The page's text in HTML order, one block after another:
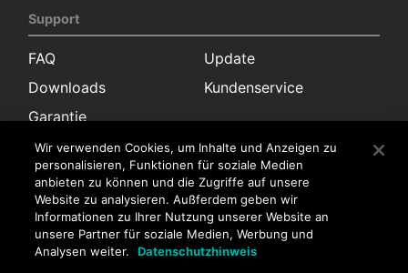
Support
FAQ
Update
Downloads
Kundenservice
Garantie
Kontakt
Pressekontakt
Vertrieb
Kundenservice
Stellenangebote
Wir verwenden Cookies, um Inhalte und Anzeigen zu
personalisieren, Funktionen für soziale Medien
anbieten zu können und die Zugriffe auf unsere
Website zu analysieren. Außferdem geben wir
Informationen zu Ihrer Nutzung unserer Website an
unsere Partner für soziale Medien, Werbung und
Analysen weiter.
Datenschutzhinweis